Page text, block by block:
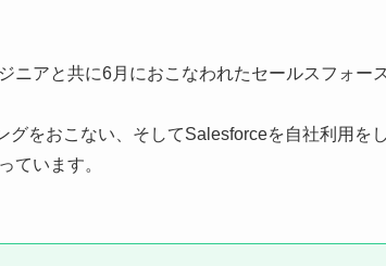
ニアと共に6月におこなわれたセールスフォー
をおこない、そしてSalesforceを自社利用を
ています。